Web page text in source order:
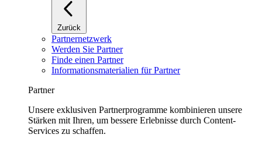
Zurück
Partnernetzwerk
Werden Sie Partner
Finde einen Partner
Informationsmaterialien für Partner
Partner
Unsere exklusiven Partnerprogramme kombinieren unsere
Stärken mit Ihren, um bessere Erlebnisse durch Content-
Services zu schaffen.